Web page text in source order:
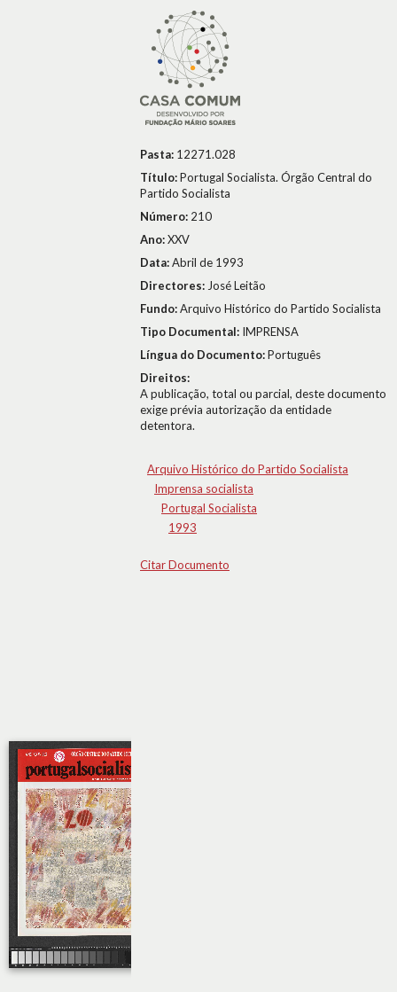
Pasta: 12271.028
Título:Portugal Socialista. Órgão Central do
Partido Socialista
Número: 210
Ano:XXV
Data:Abril de 1993
Directores: José Leitão
Fundo:Arquivo Histórico do Partido Socialista
Tipo Documental: IMPRENSA
Língua do Documento:Português
Direitos:
A publicação, total ou parcial, deste documento
exige prévia autorização da entidade
detentora.
Arquivo Histórico do Partido Socialista
Imprensa socialista
Portugal Socialista
1993
Citar Documento